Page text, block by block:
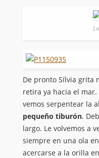
De pronto Sílvia grita
retira ya hacia el
vemos serpentear la
pequeño tiburón.
largo. Le volvemos a
siempre en una ola
acercarse a la orilla